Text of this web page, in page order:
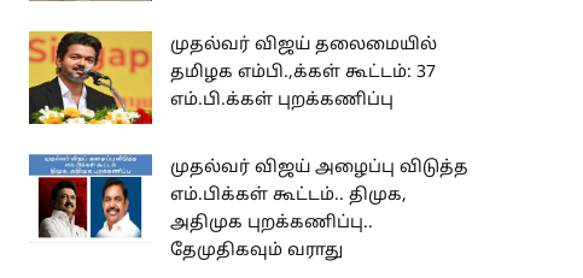
முதல்வர் விஜய் தலைமையில்
தமிழக எம்பி.,க்கள் கூட்டம்: 37
எம்.பி.க்கள் புறக்கணிப்பு
முதல்வர் விஜய் அழைப்பு விடுத்த
எம்.பிக்கள் கூட்டம்.. திமுக,
அதிமுக புறக்கணிப்பு..
தேமுதிகவும் வராது